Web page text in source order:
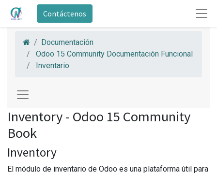
Contáctenos
Documentación
Odoo 15 Community Documentación Funcional
Inventario
Inventory - Odoo 15 Community
Book
Inventory
El módulo de inventario de Odoo es una plataforma útil para